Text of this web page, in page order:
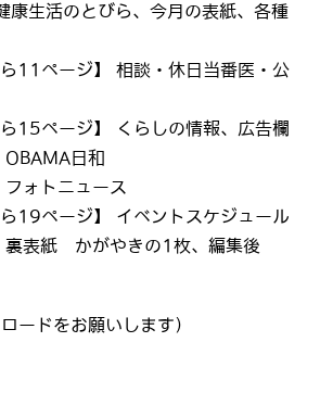
康生活のとびら、今月の表紙、各種
11ページ】 相談・休日当番医・公
15ページ】 くらしの情報、広告欄
OBAMA日和
フォトニュース
19ページ】 イベントスケジュール
裏表紙 かがやきの1枚、編集後
ードをお願いします）